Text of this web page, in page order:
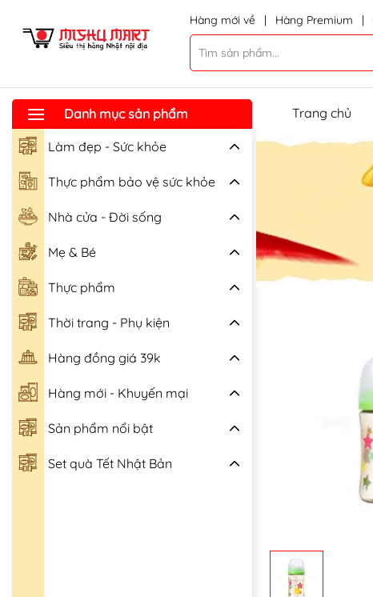
Hàng mới về | Hàng Premium |
Danh mục sản phẩm
Làm đẹp - Sức khỏe
Thực phẩm bảo vệ sức khỏe
Nhà cửa - Đời sống
Mẹ & Bé
Thực phẩm
Thời trang - Phụ kiện
Hàng đồng giá 39k
Hàng mới - Khuyến mại
Sản phẩm nổi bật
Set quà Tết Nhật Bản
Trang chủ